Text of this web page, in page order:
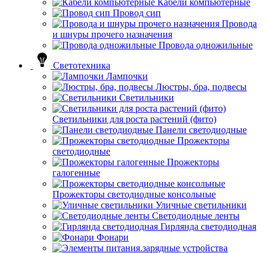
Кабели компьютерные
Провод сип
Провода
и шнуры прочего назначения
Провода одножильные
Светотехника
Лампочки
Люстры, бра, подвесы
Светильники
Светильники для роста растений (фито)
Панели светодиодные
Прожекторы
светодиодные
Прожекторы
галогенные
Прожекторы светодиодные консольные
Уличные светильники
Светодиодные ленты
Гирлянда светодиодная
Фонари